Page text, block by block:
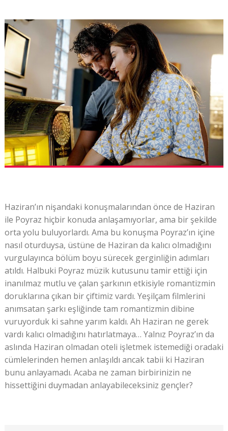
Haziran’ın nişandaki konuşmalarından önce de Haziran
ile Poyraz hiçbir konuda anlaşamıyorlar, ama bir şekilde
orta yolu buluyorlardı. Ama bu konuşma Poyraz’ın içine
nasıl oturduysa, üstüne de Haziran da kalıcı olmadığını
vurgulayınca bölüm boyu sürecek gerginliğin adımları
atıldı. Halbuki Poyraz müzik kutusunu tamir ettiği için
inanılmaz mutlu ve çalan şarkının etkisiyle romantizmin
doruklarına çıkan bir çiftimiz vardı. Yeşilçam filmlerini
anımsatan şarkı eşliğinde tam romantizmin dibine
vuruyorduk ki sahne yarım kaldı. Ah Haziran ne gerek
vardı kalıcı olmadığını hatırlatmaya… Yalnız Poyraz’ın da
aslında Haziran olmadan oteli işletmek istemediği oradaki
cümlelerinden hemen anlaşıldı ancak tabii ki Haziran
bunu anlayamadı. Acaba ne zaman birbirinizin ne
hissettiğini duymadan anlayabileceksiniz gençler?